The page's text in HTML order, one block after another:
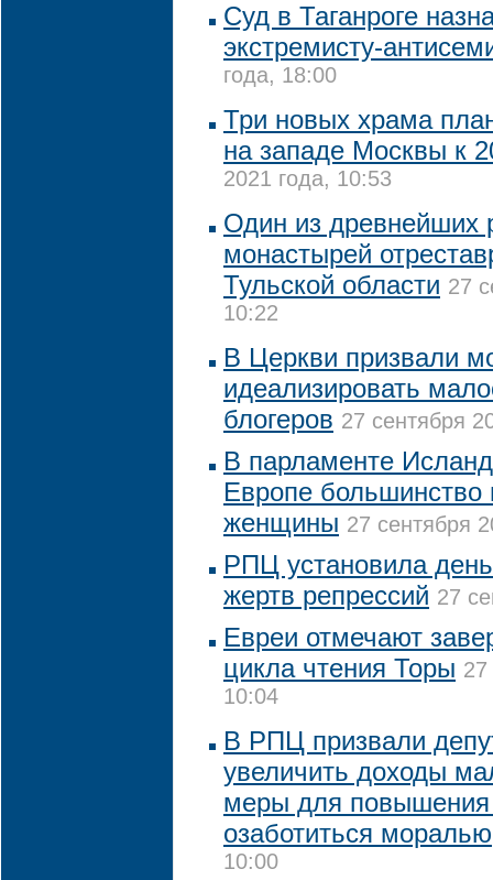
Суд в Таганроге
экстремисту-
года, 18:00
Три новых храма
на западе Москвы к
2021 года, 10:53
Один из древнейших
монастырей
Тульской области 27
10:22
В Церкви призвали
идеализировать
блогеров 27 сентября
В парламенте
Европе большинство
женщины 27 сентября
РПЦ установила
жертв репрессий 27
Евреи отмечают
цикла чтения Торы 27
10:04
В РПЦ призвали
увеличить доходы
меры для
озаботиться моралью
10:00